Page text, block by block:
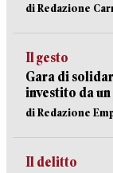
di Redazione
Il gesto
Gara di
investito da
di Redazione
Il delitto